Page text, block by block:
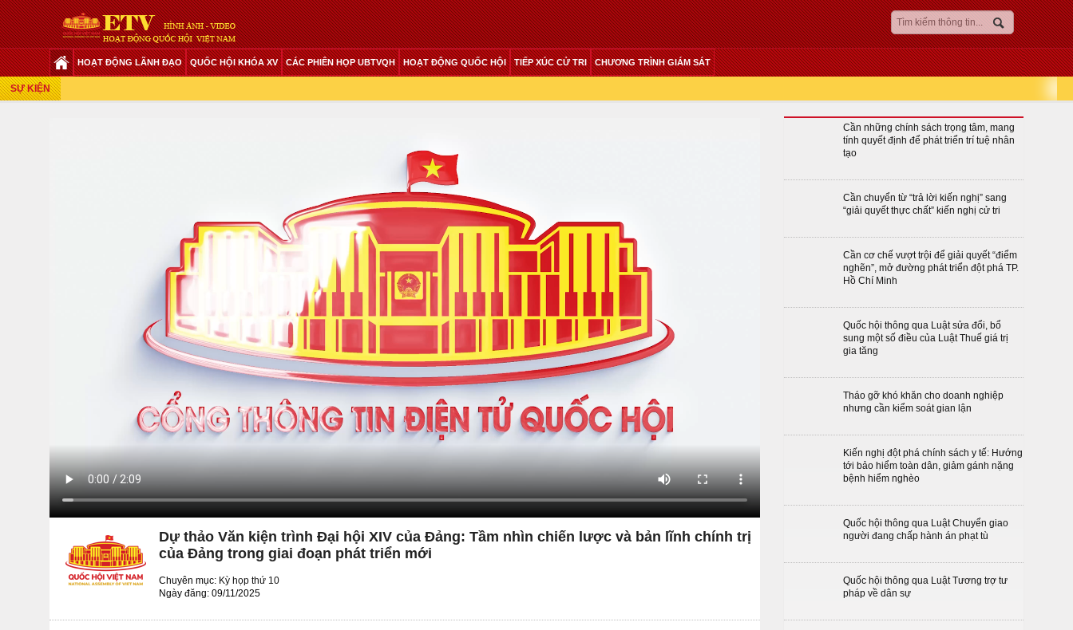
HOẠT ĐỘNG LÃNH ĐẠO QUỐC HỘI KHÓA XV CÁC PHIÊN HỌP UBTVQH HOẠT ĐỘNG QUỐC HỘI TIẾP XÚC CỬ TRI CHƯƠNG TRÌNH GIÁM SÁT
SỰ KIỆN
Dự thảo Văn kiện trình Đại hội XIV của Đảng: Tầm nhìn chiến lược và bản lĩnh chính trị
của Đảng trong giai đoạn phát triển mới
Chuyên mục: Kỳ họp thứ 10
Ngày đăng: 09/11/2025
Cần những chính sách trọng tâm, mang
tính quyết định để phát triển trí tuệ nhân
tạo
Cần chuyển từ “trả lời kiến nghị” sang
“giải quyết thực chất” kiến nghị cử tri
Cần cơ chế vượt trội để giải quyết “điểm
nghẽn”, mở đường phát triển đột phá TP.
Hồ Chí Minh
Quốc hội thông qua Luật sửa đổi, bổ
sung một số điều của Luật Thuế giá trị
gia tăng
Tháo gỡ khó khăn cho doanh nghiệp
nhưng cần kiểm soát gian lận
Kiến nghị đột phá chính sách y tế: Hướng
tới bảo hiểm toàn dân, giảm gánh nặng
bệnh hiểm nghèo
Quốc hội thông qua Luật Chuyển giao
người đang chấp hành án phạt tù
Quốc hội thông qua Luật Tương trợ tư
pháp về dân sự